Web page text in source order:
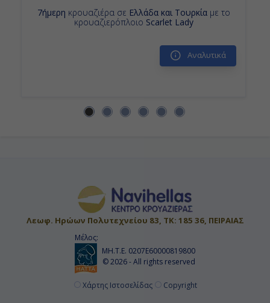
7ήμερη κρουαζιέρα σε Ελλάδα και Τουρκίαμε το
κρουαζιερόπλοιο Scarlet Lady
Αναλυτικά
Λεωφ. Ηρώων Πολυτεχνείου 83, ΤΚ: 185 36, ΠΕΙΡΑΙΑΣ
Μέλος:
ΜΗ.Τ.Ε. 0207Ε60000819800
© 2026 - All rights reserved
Χάρτης Ιστοσελίδας Copyright